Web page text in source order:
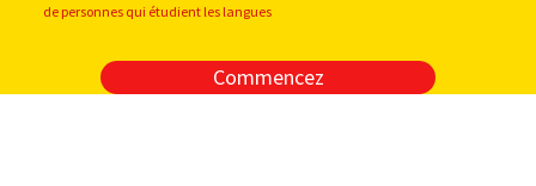
de personnes qui étudient les langues
Commencez